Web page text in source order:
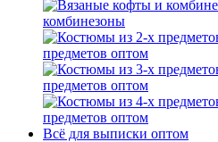
комбинезоны
предметов оптом
предметов оптом
предметов оптом
Всё для выписки оптом